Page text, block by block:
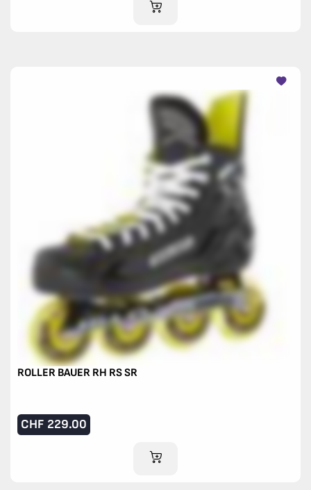
IM WARENKORB
ROLLER BAUER RH RS SR
CHF 229.00
IM WARENKORB